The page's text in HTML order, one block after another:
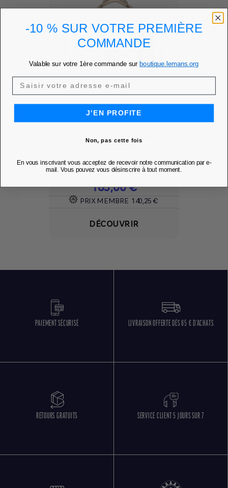
SAC DE SPORT VENOM
- SHELBY
favoriteAjouter à mes favoris
Prix
165,00 €
PRIX MEMBRE 140,25 €
DÉCOUVRIR
PAIEMENT SÉCURISÉ LIVRAISON OFFERTE DÈS 85 € D'ACHATS
RETOURS GRATUITS SERVICE CLIENT 5 JOURS SUR 7
-10 % SUR VOTRE PREMIÈRE
COMMANDE
Valable sur votre 1ère commande sur boutique.lemans.org
J'EN PROFITE
Non, pas cette fois
En vous inscrivant vous acceptez de recevoir notre communication par e-
mail. Vous pouvez vous désinscrire à tout moment.